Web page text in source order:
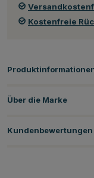
Kostenfreie
Über die Marke
Kundenbewertungen